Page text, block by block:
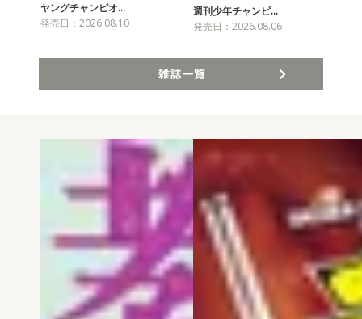
ヤングチャンピオ…
発売日：2026.08.10
週刊少年チャンピ…
発売日：2026.08.06